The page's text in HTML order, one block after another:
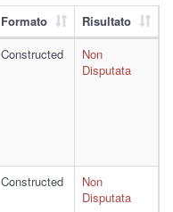
Formato
Risultato
Constructed
Non
Disputata
Constructed
Non
Disputata